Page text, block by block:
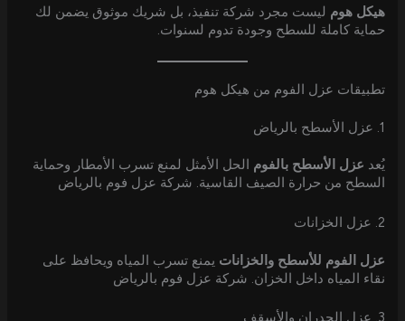
هيكل هوم ليست مجرد شركة تنفيذ، بل شريك موثوق يضمن لك
حماية كاملة للسطح وجودة تدوم لسنوات.
تطبيقات عزل الفوم من هيكل هوم
1. عزل الأسطح بالرياض
يُعد عزل الأسطح بالفوم الحل الأمثل لمنع تسرب الأمطار وحماية
السطح من حرارة الصيف القاسية. شركة عزل فوم بالرياض
2. عزل الخزانات
عزل الفوم للأسطح والخزانات يمنع تسرب المياه ويحافظ على
نقاء المياه داخل الخزان. شركة عزل فوم بالرياض
3. عزل الجدران والأسقف